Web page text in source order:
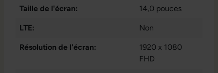
LAN RJ-45, 1x
VGA
microphone -
combo 3.5 mm
Taille de l'écran: 14,0 pouces
LTE: Non
Résolution de l'écran:
1920 x 1080
FHD